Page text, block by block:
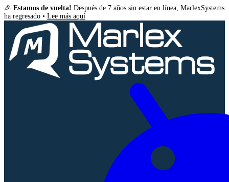
🎉 Estamos de vuelta! Después de 7 años sin estar en línea, MarlexSystems
ha regresado • Lee más aquí